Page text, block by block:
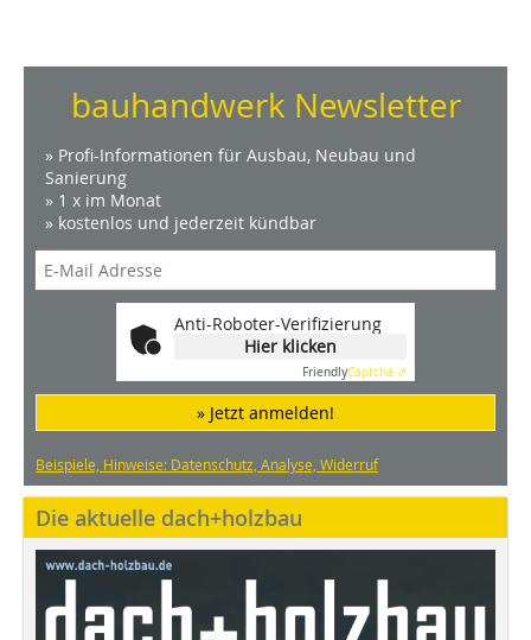
bauhandwerk Newsletter
» Profi-Informationen für Ausbau, Neubau und
Sanierung
» 1 x im Monat
» kostenlos und jederzeit kündbar
Anti-Roboter-Verifizierung
Hier klicken
FriendlyCaptcha ⇗
» Jetzt anmelden!
Beispiele, Hinweise: Datenschutz, Analyse, Widerruf
Die aktuelle dach+holzbau